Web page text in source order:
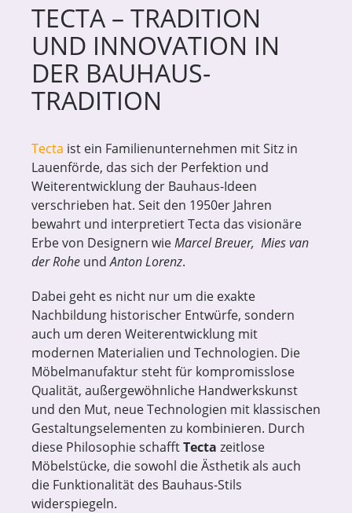
TECTA – TRADITION
UND INNOVATION IN
DER BAUHAUS-
TRADITION
Tecta ist ein Familienunternehmen mit Sitz in
Lauenförde, das sich der Perfektion und
Weiterentwicklung der Bauhaus-Ideen
verschrieben hat. Seit den 1950er Jahren
bewahrt und interpretiert Tecta das visionäre
Erbe von Designern wieMarcel Breuer, Mies van
der Rohe undAnton Lorenz.
Dabei geht es nicht nur um die exakte
Nachbildung historischer Entwürfe, sondern
auch um deren Weiterentwicklung mit
modernen Materialien und Technologien. Die
Möbelmanufaktur steht für kompromisslose
Qualität, außergewöhnliche Handwerkskunst
und den Mut, neue Technologien mit klassischen
Gestaltungselementen zu kombinieren. Durch
diese Philosophie schafftTecta zeitlose
Möbelstücke, die sowohl die Ästhetik als auch
die Funktionalität des Bauhaus-Stils
widerspiegeln.